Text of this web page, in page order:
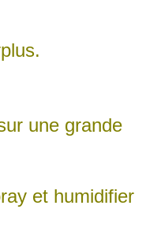
une grande
et humidifier